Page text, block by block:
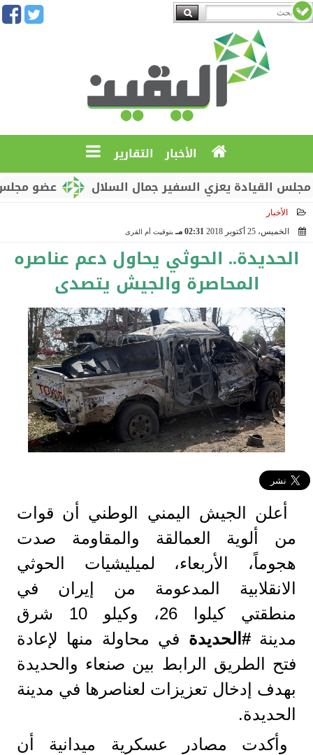
الأخبار التقارير
عضو مجلس
يعزي السفير جمال السلال
الأخبار
الخميس، 25 أكتوبر 2018
02:31 مـ بتوقيت أم القرى
الحديدة.. الحوثي يحاول دعم عناصره
المحاصرة والجيش يتصدى
أعلن الجيش اليمني الوطني أن قوات
من ألوية العمالقة والمقاومة صدت
هجوماً، الأربعاء، لميليشيات الحوثي
الانقلابية المدعومة من إيران في
منطقتي كيلوا 26، وكيلو 10 شرق
مدينة#الحديدة في محاولة منها لإعادة
فتح الطريق الرابط بين صنعاء والحديدة
بهدف إدخال تعزيزات لعناصرها في مدينة
الحديدة.
وأكدت مصادر عسكرية ميدانية أن